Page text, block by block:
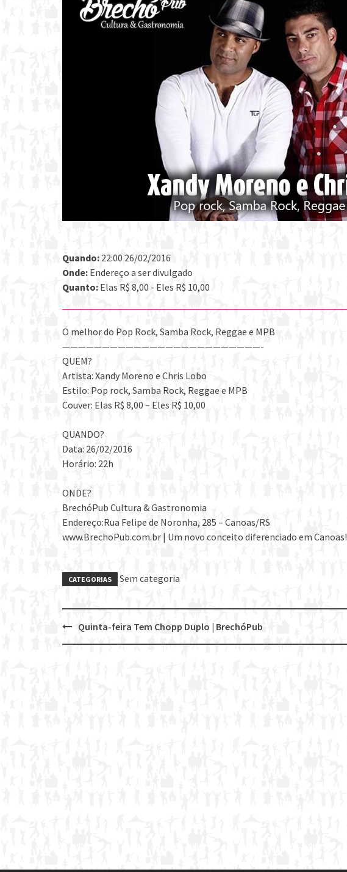
Quando: 22:00 26/02/2016
Onde: Endereço a ser divulgado
Quanto: Elas R$ 8,00 - Eles R$ 10,00
O melhor do Pop Rock, Samba Rock, Reggae e MPB
—————————————————————————-
QUEM?
Artista: Xandy Moreno e Chris Lobo
Estilo: Pop rock, Samba Rock, Reggae e MPB
Couver: Elas R$ 8,00 – Eles R$ 10,00
QUANDO?
Data: 26/02/2016
Horário: 22h
ONDE?
BrechóPub Cultura & Gastronomia
Endereço:Rua Felipe de Noronha, 285 – Canoas/RS
www.BrechoPub.com.br | Um novo conceito diferenciado em Canoas!
CATEGORIAS Sem categoria
Post
Quinta-feira Tem Chopp Duplo | BrechóPub